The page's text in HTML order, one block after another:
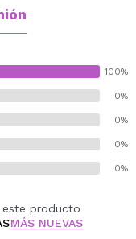
100%
0%
0%
0%
0%
producto
MÁS NUEVAS